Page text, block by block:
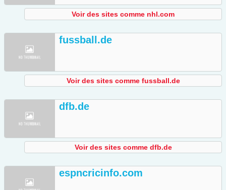
Voir des sites comme nhl.com
fussball.de
Voir des sites comme fussball.de
dfb.de
Voir des sites comme dfb.de
espncricinfo.com